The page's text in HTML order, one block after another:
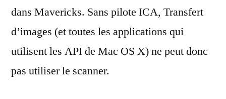
dans Mavericks. Sans pilote ICA, Transfert
d’images (et toutes les applications qui
utilisent les API de Mac OS X) ne peut donc
pas utiliser le scanner.